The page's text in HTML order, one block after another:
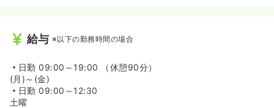
給与 ※以下の勤務時間の場合
日勤 09:00～19:00 （休憩90分）
(月)～(金)
日勤 09:00～12:30
土曜